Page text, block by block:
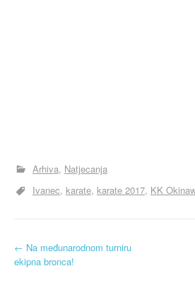
Arhiva Natjecanja
Ivanec karate karate 2017 KK
N
← Na međunarodnom turniru
ekipna bronca!